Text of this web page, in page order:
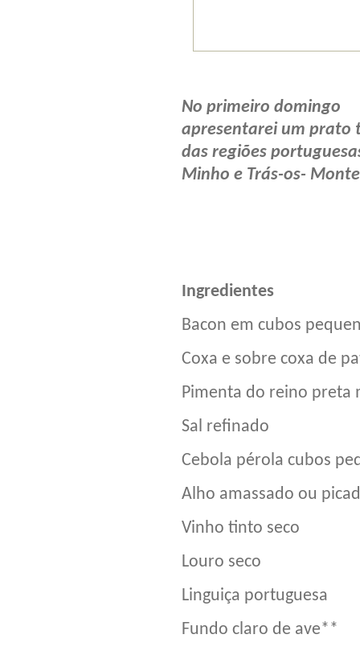
No primeiro domingo
apresentarei um prato
das regiões
Minho e Trás-os-
Bacon em cubos
Coxa e sobre
Pimenta do reino
Sal
Cebola pérola
Alho amassado
Vinho tinto
Louro
Linguiça
Fundo claro